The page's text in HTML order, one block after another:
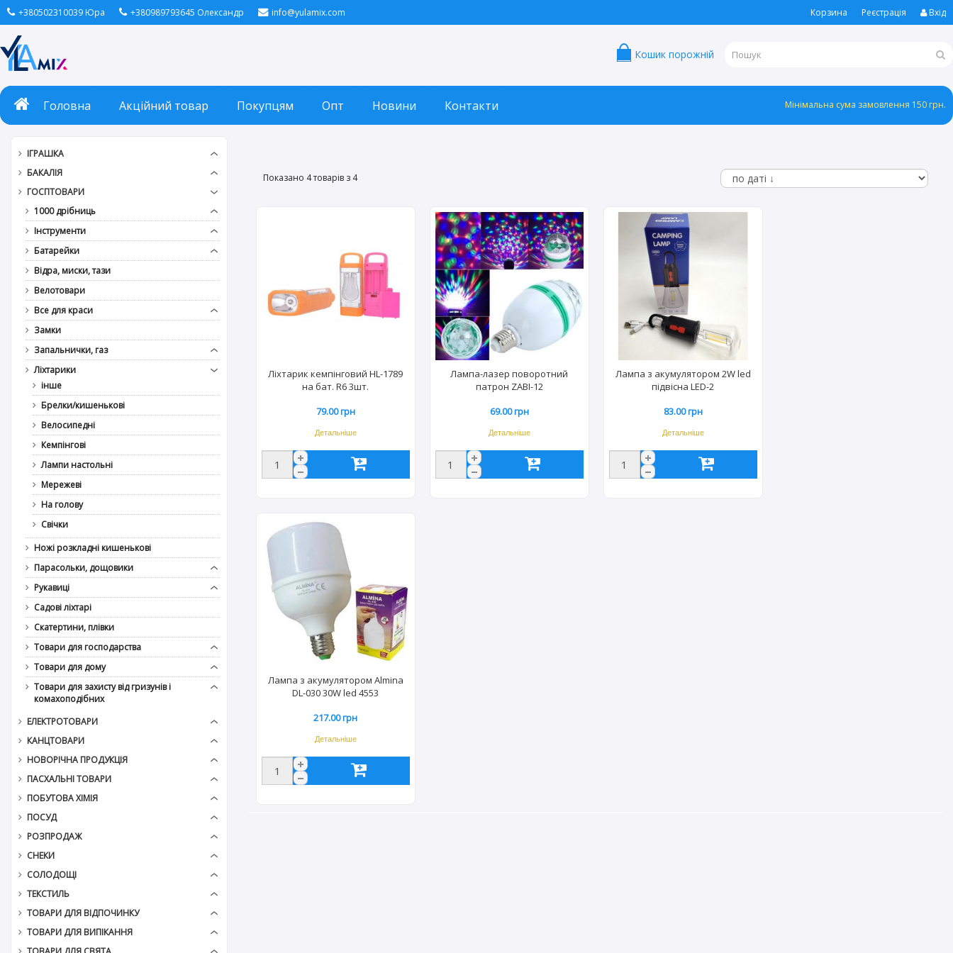
+380502310039 Юра +380989793645 Олександр info@yulamix.com Корзина Реєстрація Вхід
Кошик порожній
Головна Акційний товар Покупцям Опт Новини Контакти Мінімальна сума замовлення 150 грн.
ІГРАШКА
БАКАЛІЯ
ГОСПТОВАРИ
1000 дрібниць
Інструменти
Батарейки
Відра, миски, тази
Велотовари
Все для краси
Замки
Запальнички, газ
Ліхтарики
інше
Брелки/кишенькові
Велосипедні
Кемпінгові
Лампи настольні
Мережеві
На голову
Свічки
Ножі розкладні кишенькові
Парасольки, дощовики
Рукавиці
Садові ліхтарі
Скатертини, плівки
Товари для господарства
Товари для дому
Товари для захисту від гризунів і
комахоподібних
ЕЛЕКТРОТОВАРИ
КАНЦТОВАРИ
НОВОРІЧНА ПРОДУКЦІЯ
ПАСХАЛЬНІ ТОВАРИ
ПОБУТОВА ХІМІЯ
ПОСУД
РОЗПРОДАЖ
СНЕКИ
СОЛОДОЩІ
ТЕКСТИЛЬ
ТОВАРИ ДЛЯ ВІДПОЧИНКУ
ТОВАРИ ДЛЯ ВИПІКАННЯ
Показано 4 товарів з 4
Ліхтарик кемпінговий HL-1789
на бат. R6 3шт.
79.00 грн
Детальніше
Лампа-лазер поворотний
патрон ZABI-12
69.00 грн
Детальніше
Лампа з акумулятором 2W led
підвісна LED-2
83.00 грн
Детальніше
Лампа з акумулятором Almina
DL-030 30W led 4553
217.00 грн
Детальніше